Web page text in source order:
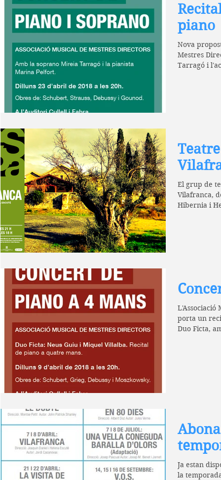
piano
Nova
Mestres
Tarragó i
El grup de
Vilafranca,
Hibernia i
L'Associació
porta un
Duo Ficta,
Ja estan
la